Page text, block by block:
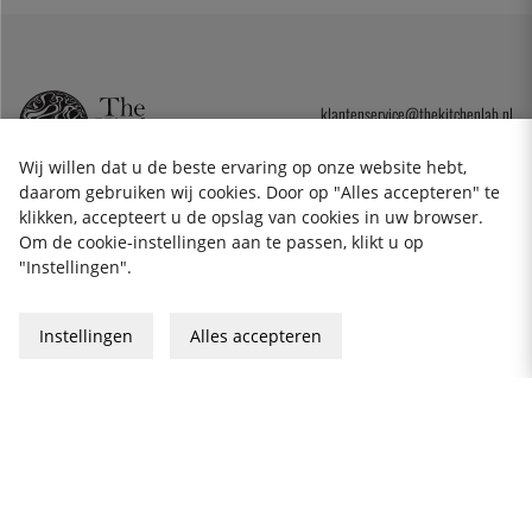
klantenservice@thekitchenlab.nl
NIEUWSBRIEF
Privacybeleid
Wij willen dat u de beste ervaring op onze website hebt,
daarom gebruiken wij cookies. Door op "Alles accepteren" te
klikken, accepteert u de opslag van cookies in uw browser.
Om de cookie-instellingen aan te passen, klikt u op
"Instellingen".
Instellingen Alles accepteren